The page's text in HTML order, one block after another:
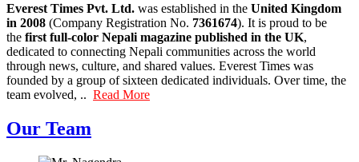
Everest Times Pvt. Ltd. was established in the United Kingdom
in 2008 (Company Registration No. 7361674). It is proud to be
the first full-color Nepali magazine published in the UK,
dedicated to connecting Nepali communities across the world
through news, culture, and shared values. Everest Times was
founded by a group of sixteen dedicated individuals. Over time, the
team evolved, .. Read More
Our Team